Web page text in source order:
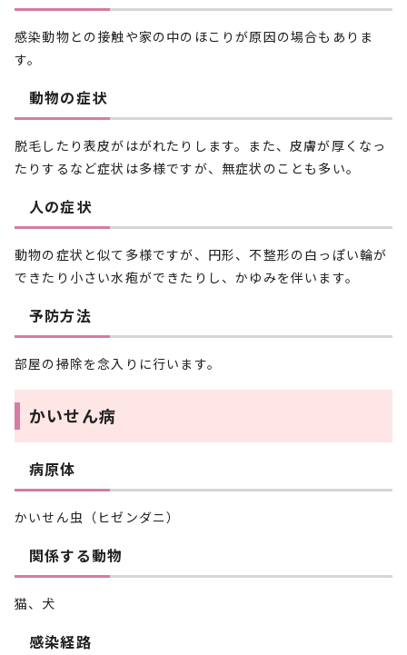
感染動物との接触や家の中のほこりが原因の場合もありま
す。
動物の症状
脱毛したり表皮がはがれたりします。また、皮膚が厚くなっ
たりするなど症状は多様ですが、無症状のことも多い。
人の症状
動物の症状と似て多様ですが、円形、不整形の白っぽい輪が
できたり小さい水疱ができたりし、かゆみを伴います。
予防方法
部屋の掃除を念入りに行います。
かいせん病
病原体
かいせん虫（ヒゼンダニ）
関係する動物
猫、犬
感染経路